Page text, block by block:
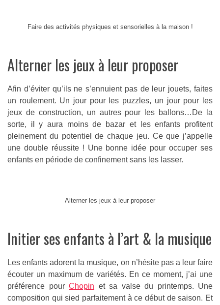
Faire des activités physiques et sensorielles à la maison !
Alterner les jeux à leur proposer
Afin d’éviter qu’ils ne s’ennuient pas de leur jouets, faites
un roulement. Un jour pour les puzzles, un jour pour les
jeux de construction, un autres pour les ballons…De la
sorte, il y aura moins de bazar et les enfants profitent
pleinement du potentiel de chaque jeu. Ce que j’appelle
une double réussite ! Une bonne idée pour occuper ses
enfants en période de confinement sans les lasser.
Alterner les jeux à leur proposer
Initier ses enfants à l’art & la musique
Les enfants adorent la musique, on n’hésite pas a leur faire
écouter un maximum de variétés. En ce moment, j’ai une
préférence pour Chopin et sa valse du printemps. Une
composition qui sied parfaitement à ce début de saison. Et